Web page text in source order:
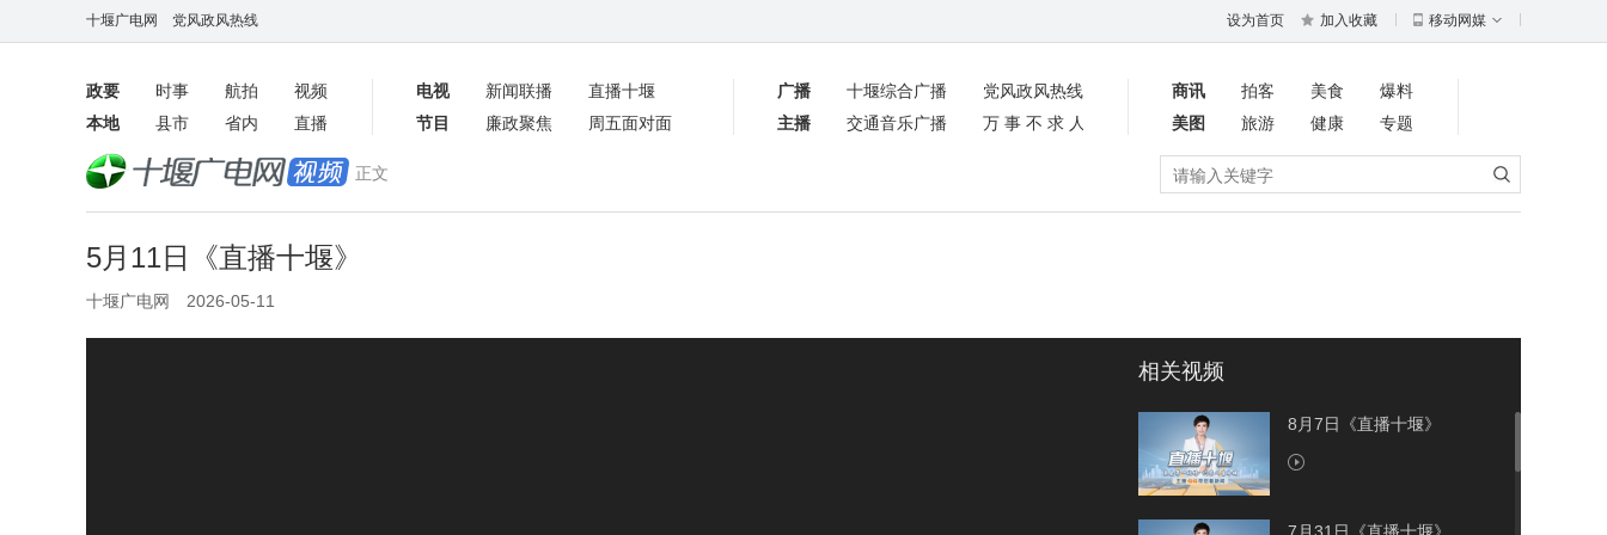
十堰广电网 党风政风热线 设为首页 加入收藏 移动网媒
政要 时事 航拍
视频
本地
县市 省内 直播
电视 新闻联播
直播十堰
节目
廉政聚焦 周五面对面
广播 十堰综合广播
党风政风热线
主播
交通音乐广播 万事不求人
商讯 拍客 美食
爆料
美图
旅游 健康
专题
数字报
正文
5月11日《直播十堰》
十堰广电网 2026-05-11
相关视频
8月7日《直播十堰》